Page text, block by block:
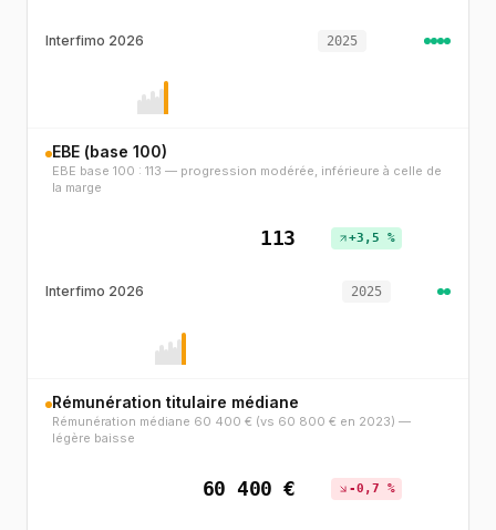
Interfimo 2026 2025
EBE (base 100)
EBE base 100 : 113 — progression modérée, inférieure à celle de
la marge
113 +3,5 %
Interfimo 2026 2025
Rémunération titulaire médiane
Rémunération médiane 60 400 € (vs 60 800 € en 2023) —
légère baisse
60 400 € -0,7 %